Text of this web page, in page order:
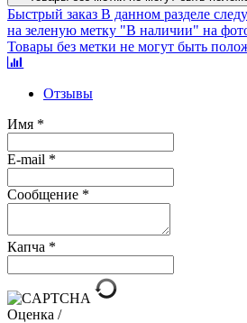
Быстрый заказ В данном разделе
на зеленую метку "В наличии" на
Товары без метки не могут быть
Отзывы
Имя *
E-mail *
Сообщение *
Капча *
Оценка /